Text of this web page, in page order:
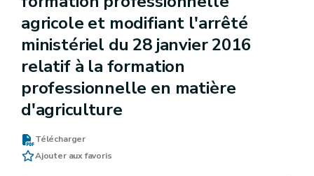
agricole et modifiant l'arrêté
ministériel du 28 janvier 2016
relatif à la formation
professionnelle en matière
d'agriculture
Télécharger
Ajouter aux favoris